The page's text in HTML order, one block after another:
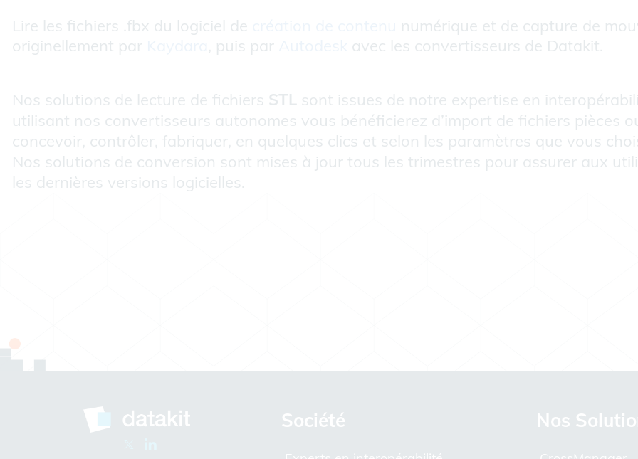
Lire les fichiers .fbx du logiciel de
numérique et de capture de
originellement par
, puis par avec les convertisseurs de Datakit.
Nos solutions de lecture de fichiers STL sont issues de notre expertise en
utilisant nos convertisseurs autonomes vous bénéficierez d’import de fichiers pièces
concevoir, contrôler, fabriquer, en quelques clics et selon les paramètres que vous
Nos solutions de conversion sont mises à jour tous les trimestres pour assurer aux
les dernières versions logicielles.
Société Nos